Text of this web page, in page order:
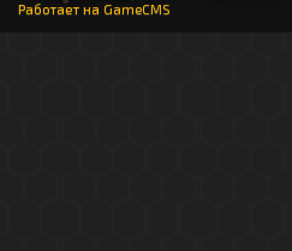
Работает на GameCMS